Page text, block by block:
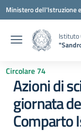
Vai ai contenuti
Vai al menu di navigazione
Vai al footer
Ministero dell'Istruzione
Istituto
Circolare 74
Azioni di
giornata
Comparto